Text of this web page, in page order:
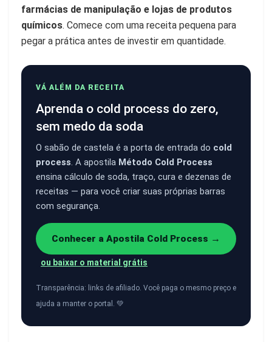
farmácias de manipulação e lojas de produtos
químicos. Comece com uma receita pequena para
pegar a prática antes de investir em quantidade.
VÁ ALÉM DA RECEITA
Aprenda o cold process do zero,
sem medo da soda
O sabão de castela é a porta de entrada do cold
process. A apostila Método Cold Process
ensina cálculo de soda, traço, cura e dezenas de
receitas — para você criar suas próprias barras
com segurança.
Conhecer a Apostila Cold Process →
ou baixar o material grátis
Transparência: links de afiliado. Você paga o mesmo preço e
ajuda a manter o portal. 💚